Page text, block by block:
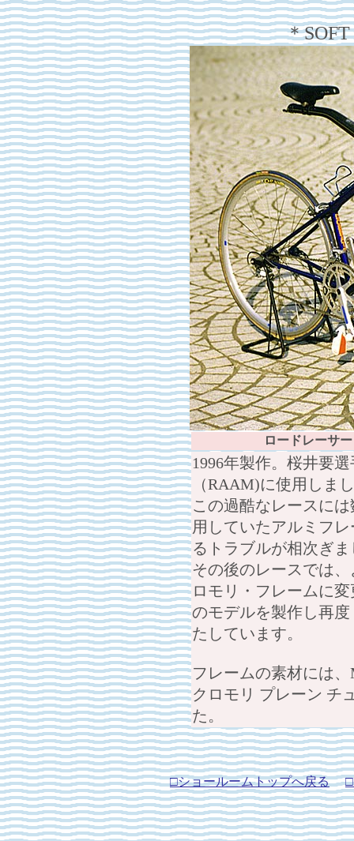
＊
ロードレーサ
1996年製作。桜井要
（RAAM)に使用しま
この過酷なレースに
用していたアルミフ
るトラブルが相次ぎ
その後のレースでは
ロモリ・フレームに
のモデルを製作し再
たしています。
フレームの素材には
クロモリ プレーン チ
た。
□ショールームトップへ戻る